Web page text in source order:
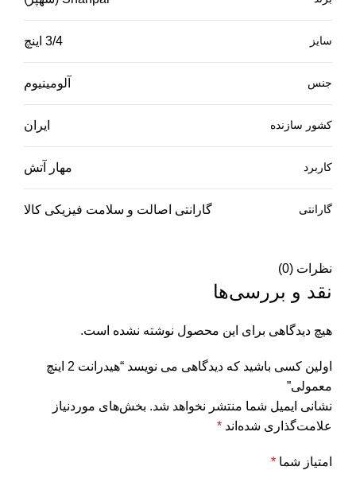
سایز 3/4 اینچ
جنس آلومینیوم
کشور سازنده ایران
کاربرد مهار آتش
گارانتی گارانتی اصالت و سلامت فیزیکی کالا
نظرات (0)
نقد و بررسی‌ها
هیچ دیدگاهی برای این محصول نوشته نشده است.
اولین کسی باشید که دیدگاهی می نویسد “هیدرانت 2 اینچ
معمولی”
نشانی ایمیل شما منتشر نخواهد شد. بخش‌های موردنیاز
علامت‌گذاری شده‌اند *
امتیاز شما *